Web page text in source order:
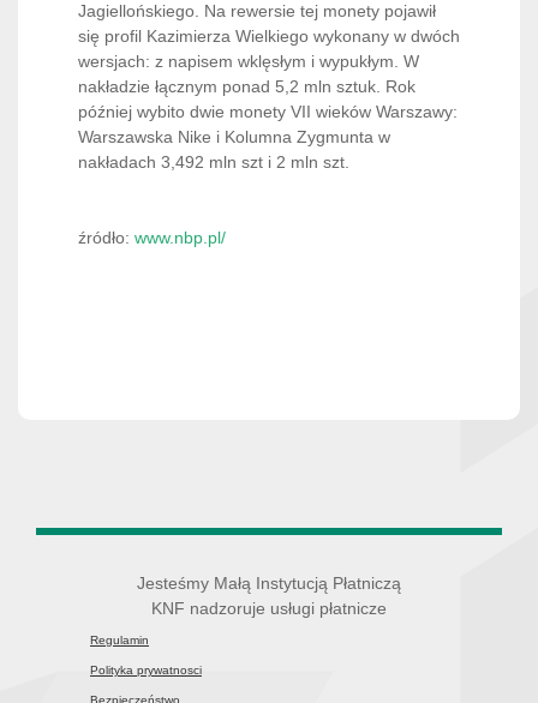
Jagiellońskiego. Na rewersie tej monety pojawił
się profil Kazimierza Wielkiego wykonany w dwóch
wersjach: z napisem wklęsłym i wypukłym. W
nakładzie łącznym ponad 5,2 mln sztuk. Rok
później wybito dwie monety VII wieków Warszawy:
Warszawska Nike i Kolumna Zygmunta w
nakładach 3,492 mln szt i 2 mln szt.
źródło: www.nbp.pl/
Jesteśmy Małą Instytucją Płatniczą
KNF nadzoruje usługi płatnicze
Regulamin
Polityka prywatnosci
Bezpieczeństwo